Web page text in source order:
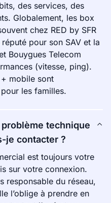
des services, des
Globalement, les box
chez RED by SFR
pour son SAV et la
Bouygues Telecom
(vitesse, ping).
mobile sont
les familles.
technique
je contacter ?
est toujours votre
sur votre connexion.
responsable du réseau,
l’oblige à prendre en